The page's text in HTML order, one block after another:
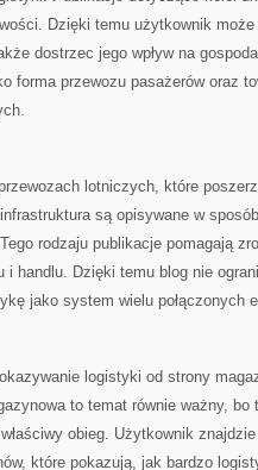
Dzięki temu użytkownik
dostrzec jego wpływ na
forma przewozu pasażerów oraz
lotniczych, które
są opisywane w
rodzaju publikacje pomagają
i handlu. Dzięki temu blog nie
jako system wielu połączonych
logistyki od strony
to temat równie ważny, bo
obieg. Użytkownik
które pokazują, jak bardzo